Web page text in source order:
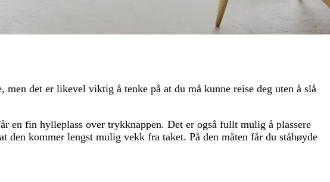
men det er likevel viktig å tenke på at du må kunne reise deg uten å slå
en fin hylleplass over trykknappen. Det er også fullt mulig å plassere
den kommer lengst mulig vekk fra taket. På den måten får du ståhøyde